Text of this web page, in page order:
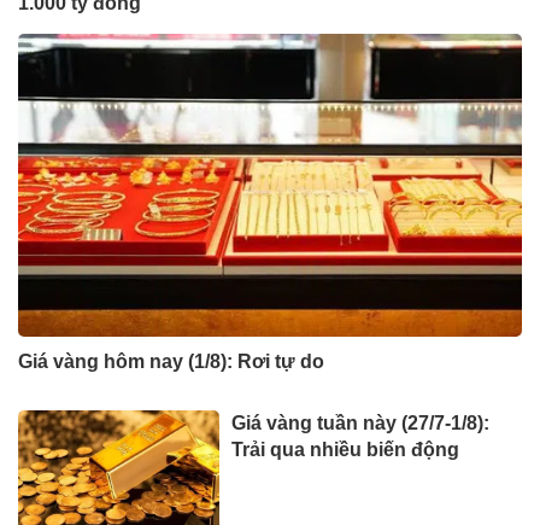
Giá vàng hôm nay (1/8): Rơi tự do
Giá vàng tuần này (27/7-1/8):
Trải qua nhiều biến động